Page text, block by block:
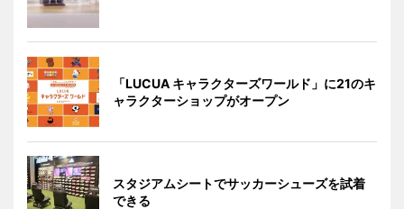
「LUCUA キャラクターズワールド」に21のキ
ャラクターショップがオープン
スタジアムシートでサッカーシューズを試着
できる